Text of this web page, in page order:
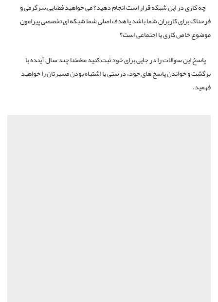
چه کاری در این شبکه قرار است انجام دهید؟ می خواهید فضایی سرگرمی و
فرحناک برای کاربران شما باشد یا هدف اصلی شما شبکه ای تخصصی پیرامون
موضوع خاص کاری یا اجتماعی است؟
پاسخ این سوالات را در جایی برای خود ثبت کنید مطمئنا چند سال آینده با
برگشت و خواندن پاسخ های خود، درستی یا اشتباه بودن مسیرتان را خواهید
فهمید.